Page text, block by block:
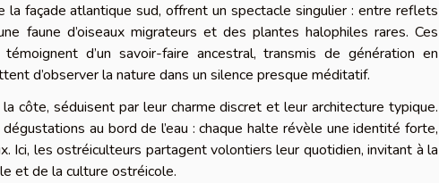
la façade atlantique sud, offrent un spectacle singulier : entre reflets
faune d’oiseaux migrateurs et des plantes halophiles rares. Ces
d’un savoir-faire ancestral, transmis de génération en
d’observer la nature dans un silence presque méditatif.
côte, séduisent par leur charme discret et leur architecture typique.
au bord de l’eau : chaque halte révèle une identité forte,
Ici, les ostréiculteurs partagent volontiers leur quotidien, invitant à la
et de la culture ostréicole.